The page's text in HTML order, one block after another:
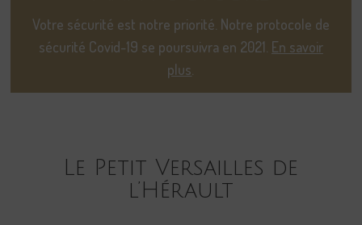
Votre sécurité est notre priorité. Notre protocole de
sécurité Covid-19 se poursuivra en 2021. En savoir
plus
Le Petit Versailles de
l’Hérault